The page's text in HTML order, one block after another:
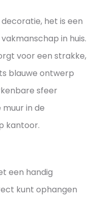
het is een
in huis.
voor een strakke,
blauwe ontwerp
sfeer
in de
kantoor.
een handig
kunt ophangen